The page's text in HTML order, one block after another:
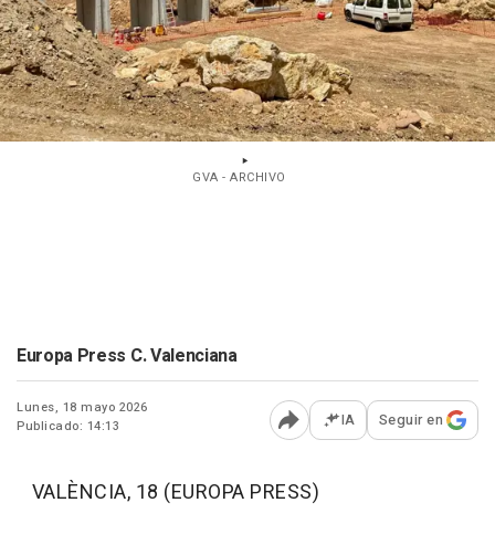
GVA - ARCHIVO
Europa Press C. Valenciana
Lunes, 18 mayo 2026
Publicado: 14:13
Abrir opciones para
IA Seguir en
VALÈNCIA, 18 (EUROPA PRESS)